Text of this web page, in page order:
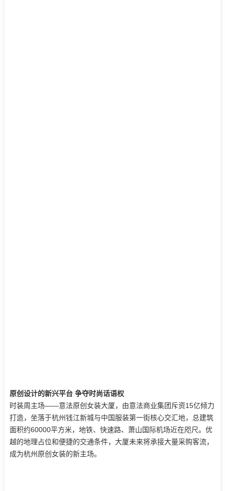
原创设计的新兴平台 争夺时尚话语权
时装周主场——意法原创女装大厦，由意法商业集团斥资15亿倾力
打造，坐落于杭州钱江新城与中国服装第一街核心交汇地，总建筑
面积约60000平方米，地铁、快速路、萧山国际机场近在咫尺。优
越的地理占位和便捷的交通条件，大厦未来将承接大量采购客流，
成为杭州原创女装的新主场。